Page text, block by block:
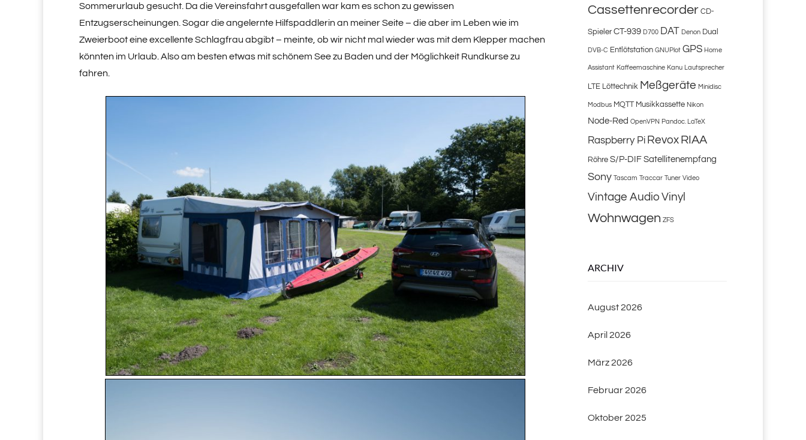
Sommerurlaub gesucht. Da die Vereinsfahrt ausgefallen war kam es schon zu gewissen
Entzugserscheinungen. Sogar die angelernte Hilfspaddlerin an meiner Seite – die aber im Leben wie im
Zweierboot eine excellente Schlagfrau abgibt – meinte, ob wir nicht mal wieder was mit dem Klepper machen
könnten im Urlaub. Also am besten etwas mit schönem See zu Baden und der Möglichkeit Rundkurse zu
fahren.
Cassettenrecorder CD-
Spieler CT-939 D700 DAT Denon Dual
DVB-C Entlötstation GNUPlot GPS Home
Assistant Kaffeemaschine Kanu Lautsprecher
LTE Löttechnik Meßgeräte Minidisc
Modbus MQTT Musikkassette Nikon
Node-Red OpenVPN Pandoc. LaTeX
Raspberry Pi Revox RIAA
Röhre S/P-DIF Satellitenempfang
Sony Tascam Traccar Tuner Video
Vintage Audio Vinyl
Wohnwagen ZFS
ARCHIV
August 2026
April 2026
März 2026
Februar 2026
Oktober 2025